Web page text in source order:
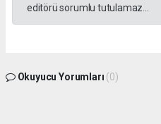
editörü sorumlu tutulamaz...
Okuyucu Yorumları (0)